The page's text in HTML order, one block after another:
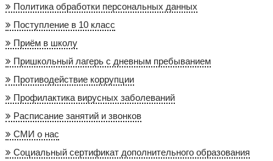
Политика обработки персональных данных
Поступление в 10 класс
Приём в школу
Пришкольный лагерь с дневным пребыванием
Противодействие коррупции
Профилактика вирусных заболеваний
Расписание занятий и звонков
СМИ о нас
Социальный сертификат дополнительного образования